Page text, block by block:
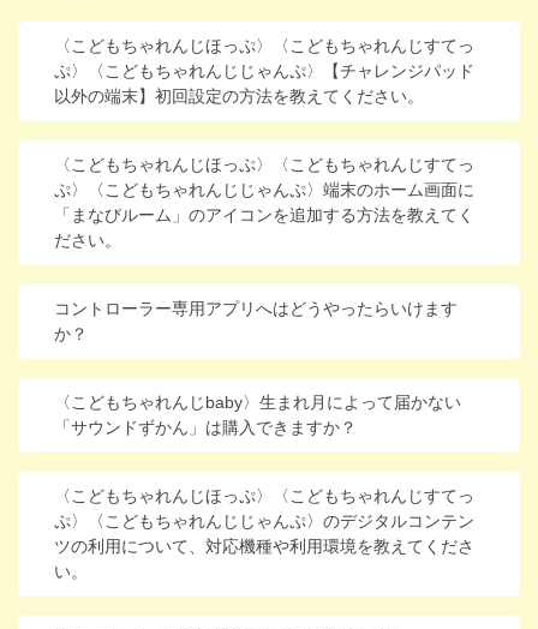
〈こどもちゃれんじほっぷ〉〈こどもちゃれんじすてっ
ぷ〉〈こどもちゃれんじじゃんぷ〉【チャレンジパッド
以外の端末】初回設定の方法を教えてください。
〈こどもちゃれんじほっぷ〉〈こどもちゃれんじすてっ
ぷ〉〈こどもちゃれんじじゃんぷ〉端末のホーム画面に
「まなびルーム」のアイコンを追加する方法を教えてく
ださい。
コントローラー専用アプリへはどうやったらいけます
か？
〈こどもちゃれんじbaby〉生まれ月によって届かない
「サウンドずかん」は購入できますか？
〈こどもちゃれんじほっぷ〉〈こどもちゃれんじすてっ
ぷ〉〈こどもちゃれんじじゃんぷ〉のデジタルコンテン
ツの利用について、対応機種や利用環境を教えてくださ
い。